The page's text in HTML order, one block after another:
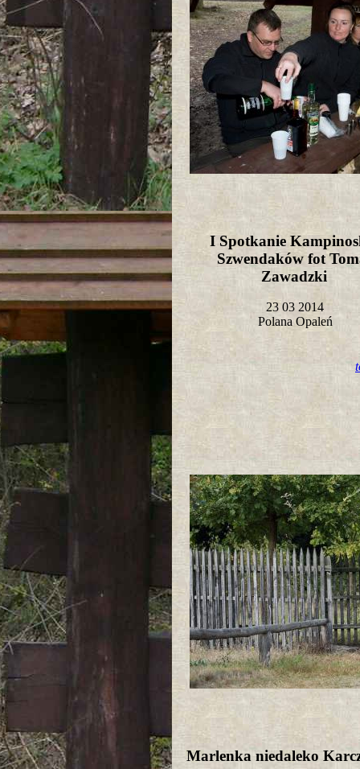
I Spotkanie
Szwendaków fot
Zawadzki
23 03 2014
Polana Opaleń
Marlenka niedaleko